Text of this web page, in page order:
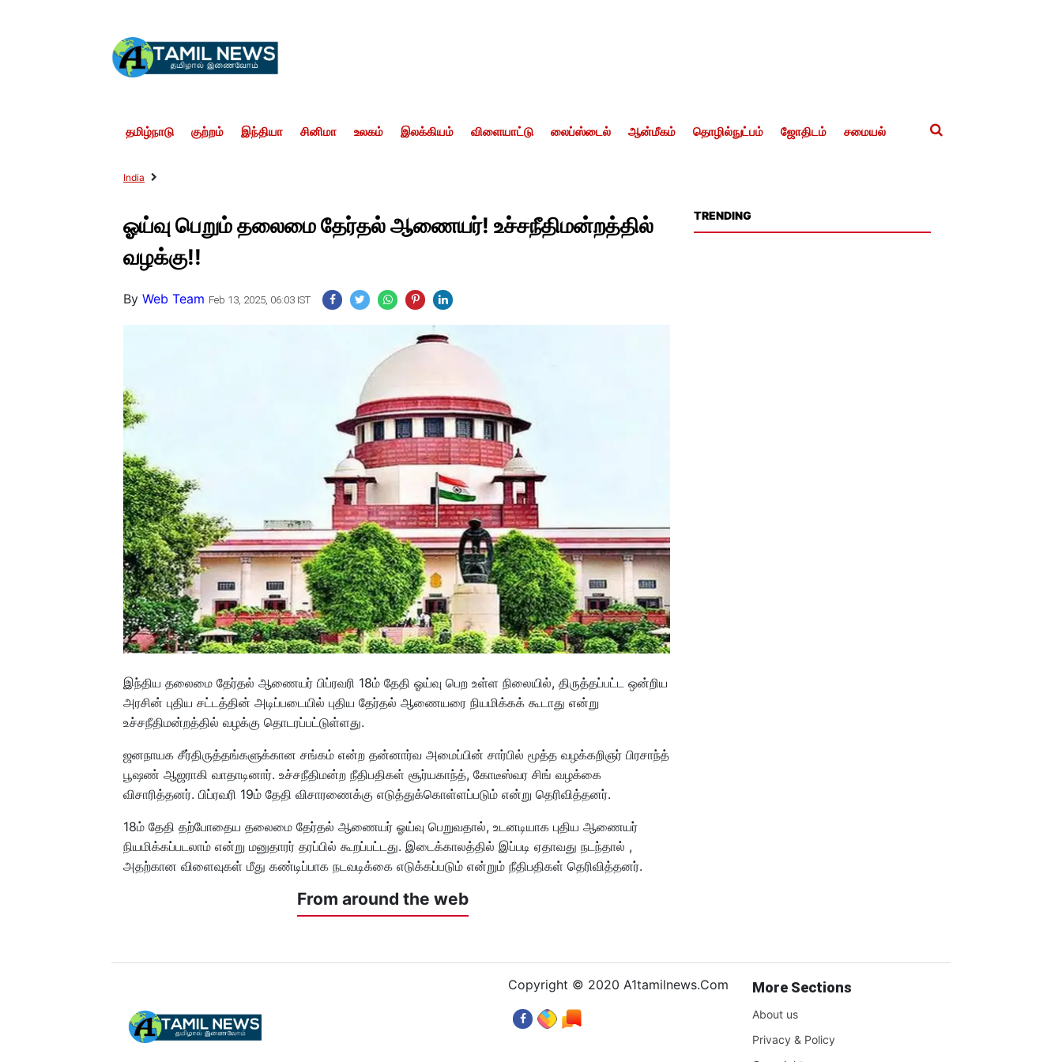
தமிழ்நாடு குற்றம் இந்தியா சினிமா உலகம் இலக்கியம் விளையாட்டு லைப்ஸ்டைல் ஆன்மீகம் தொழில்நுட்பம் ஜோதிடம் சமையல்
India
ஓய்வு பெறும் தலைமை தேர்தல் ஆணையர்! உச்சநீதிமன்றத்தில்
வழக்கு!!
ByWeb Team Feb 13, 2025, 06:03 IST
இந்திய தலைமை தேர்தல் ஆணையர் பிப்ரவரி 18ம் தேதி ஓய்வு பெற உள்ள நிலையில், திருத்தப்பட்ட ஒன்றிய
அரசின் புதிய சட்டத்தின் அடிப்படையில் புதிய தேர்தல் ஆணையரை நியமிக்கக் கூடாது என்று
உச்சநீதிமன்றத்தில் வழக்கு தொடரப்பட்டுள்ளது.
ஜனநாயக சீர்திருத்தங்களுக்கான சங்கம் என்ற தன்னார்வ அமைப்பின் சார்பில் மூத்த வழக்கறிஞர் பிரசாந்த்
பூஷண் ஆஜராகி வாதாடினார். உச்சநீதிமன்ற நீதிபதிகள் சூர்யகாந்த், கோடீஸ்வர சிங் வழக்கை
விசாரித்தனர். பிப்ரவரி 19ம் தேதி விசாரணைக்கு எடுத்துக்கொள்ளப்படும் என்று தெரிவித்தனர்.
18ம் தேதி தற்போதைய தலைமை தேர்தல் ஆணையர் ஓய்வு பெறுவதால், உடனடியாக புதிய ஆணையர்
நியமிக்கப்படலாம் என்று மனுதாரர் தரப்பில் கூறப்பட்டது. இடைக்காலத்தில் இப்படி ஏதாவது நடந்தால் ,
அதற்கான விளைவுகள் மீது கண்டிப்பாக நடவடிக்கை எடுக்கப்படும் என்றும் நீதிபதிகள் தெரிவித்தனர்.
From around the web
TRENDING
Copyright © 2020 A1tamilnews.Com More Sections
About us
Privacy & Policy